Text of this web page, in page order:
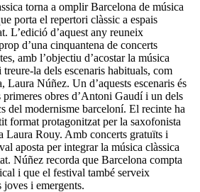
torna a omplir Barcelona de música
porta el repertori clàssic a espais
L’edició d’aquest any reuneix
d’una cinquantena de concerts
amb l’objectiu d’acostar la música
la dels escenaris habituals, com
Laura Núñez. Un d’aquests escenaris és
primeres obres d’Antoni Gaudí i un dels
del modernisme barceloní. El recinte ha
format protagonitzat per la saxofonista
Laura Rouy. Amb concerts gratuïts i
aposta per integrar la música clàssica
Núñez recorda que Barcelona compta
i que el festival també serveix
joves i emergents.